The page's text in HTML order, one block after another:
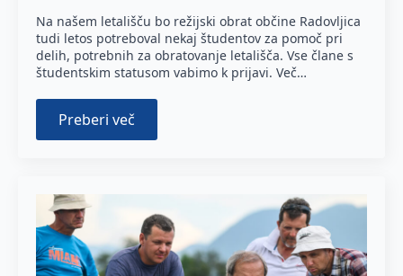
Na našem letališču bo režijski obrat občine Radovljica
tudi letos potreboval nekaj študentov za pomoč pri
delih, potrebnih za obratovanje letališča. Vse člane s
študentskim statusom vabimo k prijavi. Več…
Preberi več